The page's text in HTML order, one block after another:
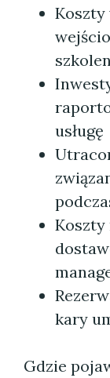
usługę
Koszty
kary
Gdzie